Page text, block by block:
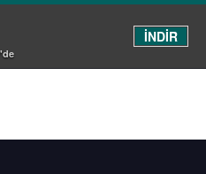
İNDİR